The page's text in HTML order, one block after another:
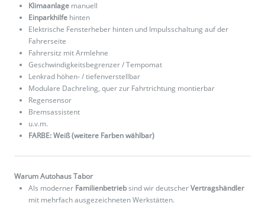
Klimaanlage manuell
Einparkhilfe hinten
Elektrische Fensterheber hinten und Impulsschaltung auf der
Fahrerseite
Fahrersitz mit Armlehne
Geschwindigkeitsbegrenzer / Tempomat
Lenkrad höhen- / tiefenverstellbar
Modulare Dachreling, quer zur Fahrtrichtung montierbar
Regensensor
Bremsassistent
u.v.m.
FARBE: Weiß (weitere Farben wählbar)
Warum Autohaus Tabor
Als moderner Familienbetriebsind wir deutscherVertragshändler
mit mehrfach ausgezeichneten Werkstätten.